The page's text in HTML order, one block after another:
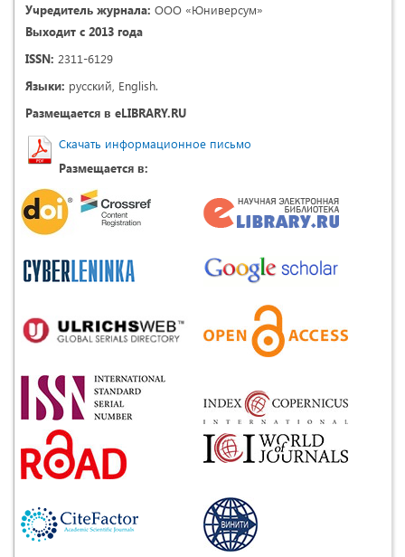
Учредитель журнала: ООО «Юниверсум»
Выходит с 2013 года
ISSN: 2311-6129
Языки: русский, English.
Размещается в eLIBRARY.RU
Скачать информационное письмо
Размещается в: